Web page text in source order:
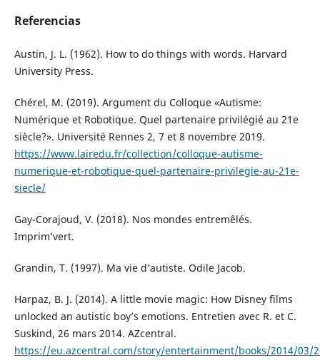
Referencias
Austin, J. L. (1962). How to do things with words. Harvard
University Press.
Chérel, M. (2019). Argument du Colloque «Autisme:
Numérique et Robotique. Quel partenaire privilégié au 21e
siècle?». Université Rennes 2, 7 et 8 novembre 2019.
https://www.lairedu.fr/collection/colloque-autisme-
numerique-et-robotique-quel-partenaire-privilegie-au-21e-
siecle/
Gay-Corajoud, V. (2018). Nos mondes entremêlés.
Imprim’vert.
Grandin, T. (1997). Ma vie d’autiste. Odile Jacob.
Harpaz, B. J. (2014). A little movie magic: How Disney films
unlocked an autistic boy’s emotions. Entretien avec R. et C.
Suskind, 26 mars 2014. AZcentral.
https://eu.azcentral.com/story/entertainment/books/2014/03/